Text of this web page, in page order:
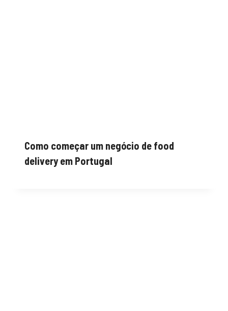
Como começar um negócio de food
delivery em Portugal